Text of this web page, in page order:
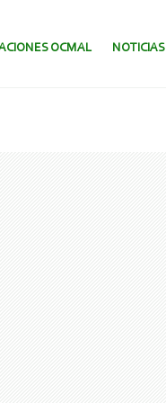
OCMAL NOTICIAS